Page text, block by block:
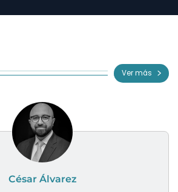
Ver más
César Álvarez